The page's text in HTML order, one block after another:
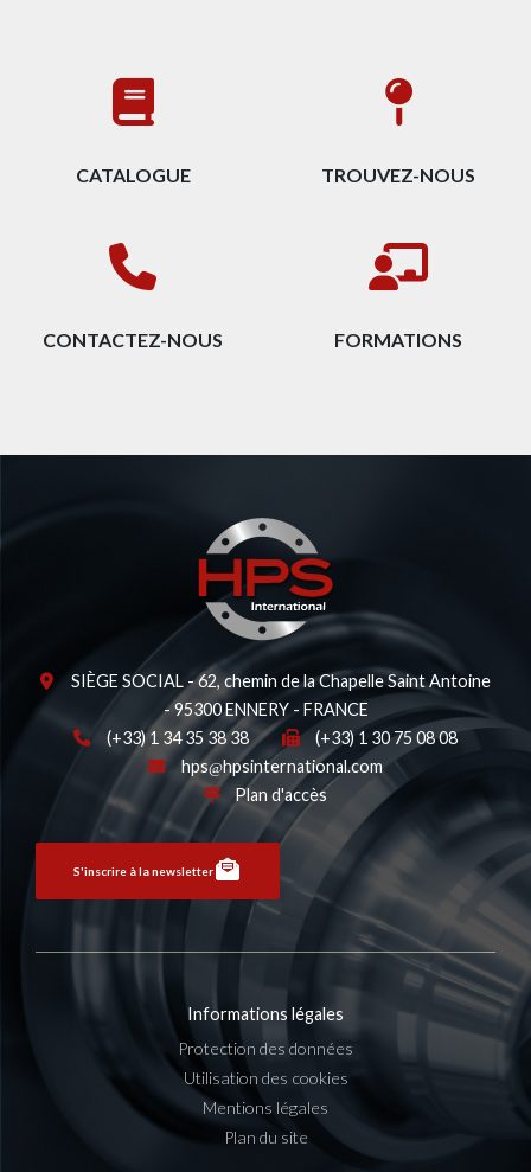
CATALOGUE TROUVEZ-NOUS
CONTACTEZ-NOUS FORMATIONS
SIÈGE SOCIAL - 62, chemin de la Chapelle Saint Antoine
- 95300 ENNERY - FRANCE
(+33) 1 34 35 38 38
(+33) 1 30 75 08 08
hps
hpsinternational.com
Plan d'accès
S'inscrire à la newsletter
Informations légales
Protection des données
Utilisation des cookies
Mentions légales
Plan du site